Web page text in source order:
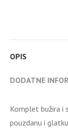
OPIS
DODATNE
Komplet bužira i
pouzdanu i